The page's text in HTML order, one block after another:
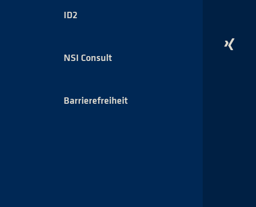
ID2
NSI Consult
Barrierefreiheit
Das